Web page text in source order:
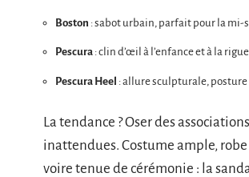
Boston : sabot urbain, parfait pour la mi-
Pescura : clin d’œil à l’enfance et à la
Pescura Heel : allure sculpturale, posture
La tendance ? Oser des associations
inattendues. Costume ample,
voire tenue de cérémonie : la